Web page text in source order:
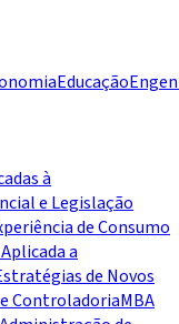
Educação
à
e Legislação
de Consumo
a
de Novos
ControladoriaMBA